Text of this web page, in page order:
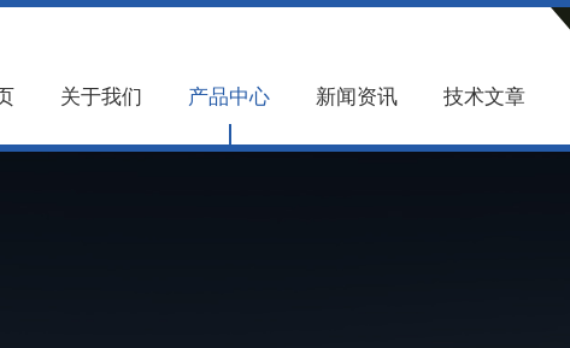
关于我们 产品中心 新闻资讯 技术文章